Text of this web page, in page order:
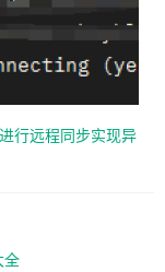
行远程同步实现异
全